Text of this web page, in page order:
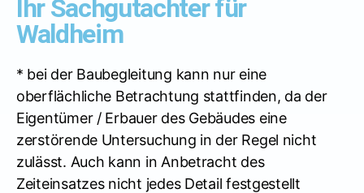
Ihr Sachgutachter für
Waldheim
* bei der Baubegleitung kann nur eine
oberflächliche Betrachtung stattfinden, da der
Eigentümer / Erbauer des Gebäudes eine
zerstörende Untersuchung in der Regel nicht
zulässt. Auch kann in Anbetracht des
Zeiteinsatzes nicht jedes Detail festgestellt